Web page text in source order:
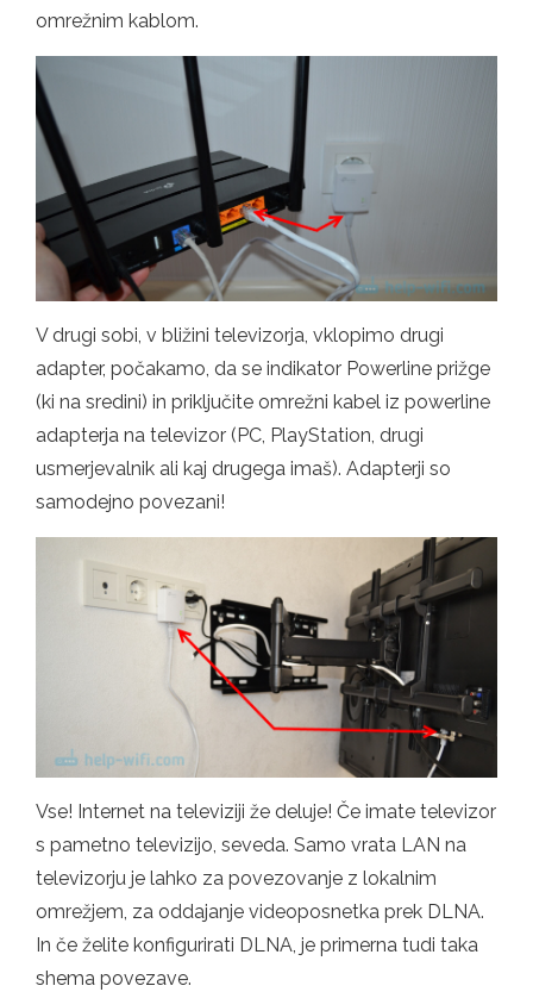
omrežnim kablom.
V drugi sobi, v bližini televizorja, vklopimo drugi
adapter, počakamo, da se indikator Powerline prižge
(ki na sredini) in priključite omrežni kabel iz powerline
adapterja na televizor (PC, PlayStation, drugi
usmerjevalnik ali kaj drugega imaš). Adapterji so
samodejno povezani!
Vse! Internet na televiziji že deluje! Če imate televizor
s pametno televizijo, seveda. Samo vrata LAN na
televizorju je lahko za povezovanje z lokalnim
omrežjem, za oddajanje videoposnetka prek DLNA.
In če želite konfigurirati DLNA, je primerna tudi taka
shema povezave.